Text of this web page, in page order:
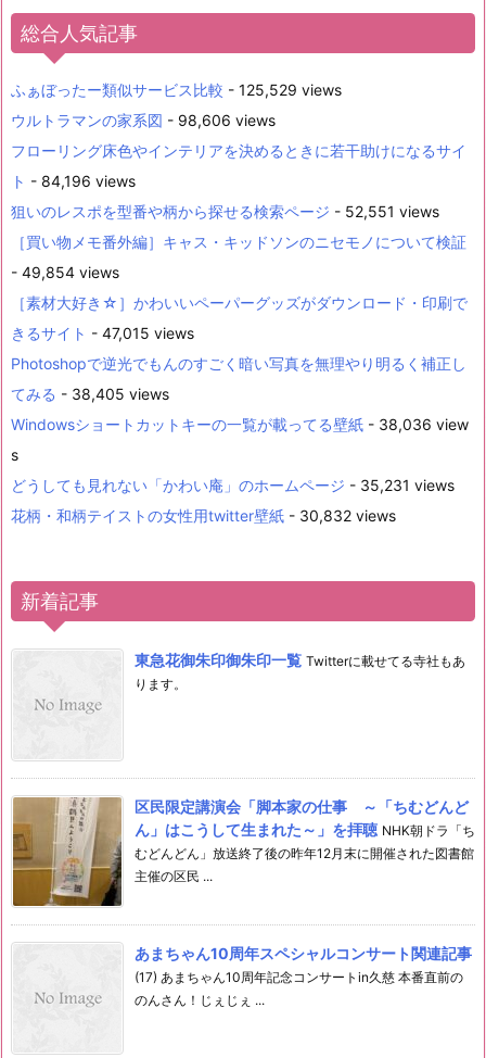
総合人気記事
ふぁぼったー類似サービス比較 - 125,529 views
ウルトラマンの家系図 - 98,606 views
フローリング床色やインテリアを決めるときに若干助けになるサイ
ト - 84,196 views
狙いのレスポを型番や柄から探せる検索ページ - 52,551 views
［買い物メモ番外編］キャス・キッドソンのニセモノについて検証
- 49,854 views
［素材大好き☆］かわいいペーパーグッズがダウンロード・印刷で
きるサイト - 47,015 views
Photoshopで逆光でもんのすごく暗い写真を無理やり明るく補正し
てみる - 38,405 views
Windowsショートカットキーの一覧が載ってる壁紙 - 38,036 view
s
どうしても見れない「かわい庵」のホームページ - 35,231 views
花柄・和柄テイストの女性用twitter壁紙 - 30,832 views
新着記事
東急花御朱印御朱印一覧 Twitterに載せてる寺社もあ
ります。
区民限定講演会「脚本家の仕事 ～「ちむどんど
ん」はこうして生まれた～」を拝聴 NHK朝ドラ「ち
むどんどん」放送終了後の昨年12月末に開催された図書館
主催の区民 ...
あまちゃん10周年スペシャルコンサート関連記事
(17) あまちゃん10周年記念コンサートin久慈 本番直前の
のんさん！じぇじぇ ...